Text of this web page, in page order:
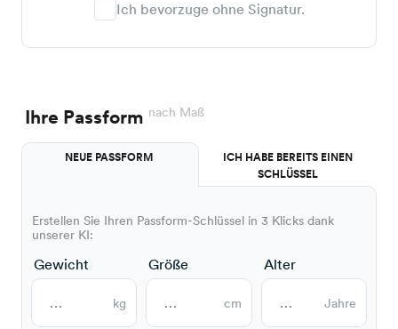
Ich bevorzuge ohne Signatur.
Ihre Passform nach Maß
NEUE PASSFORM
ICH HABE BEREITS EINEN
SCHLÜSSEL
Erstellen Sie Ihren Passform-Schlüssel in 3 Klicks dank
unserer KI:
Gewicht
kg
Größe
cm
Alter
Jahre